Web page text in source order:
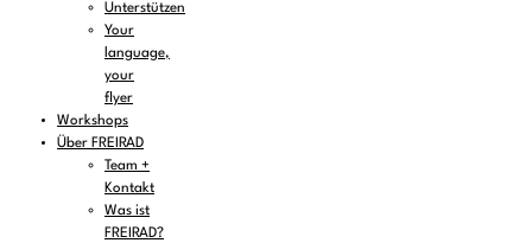
Unterstützen
Your
language,
your
flyer
Workshops
Über FREIRAD
Team +
Kontakt
Was ist
FREIRAD?